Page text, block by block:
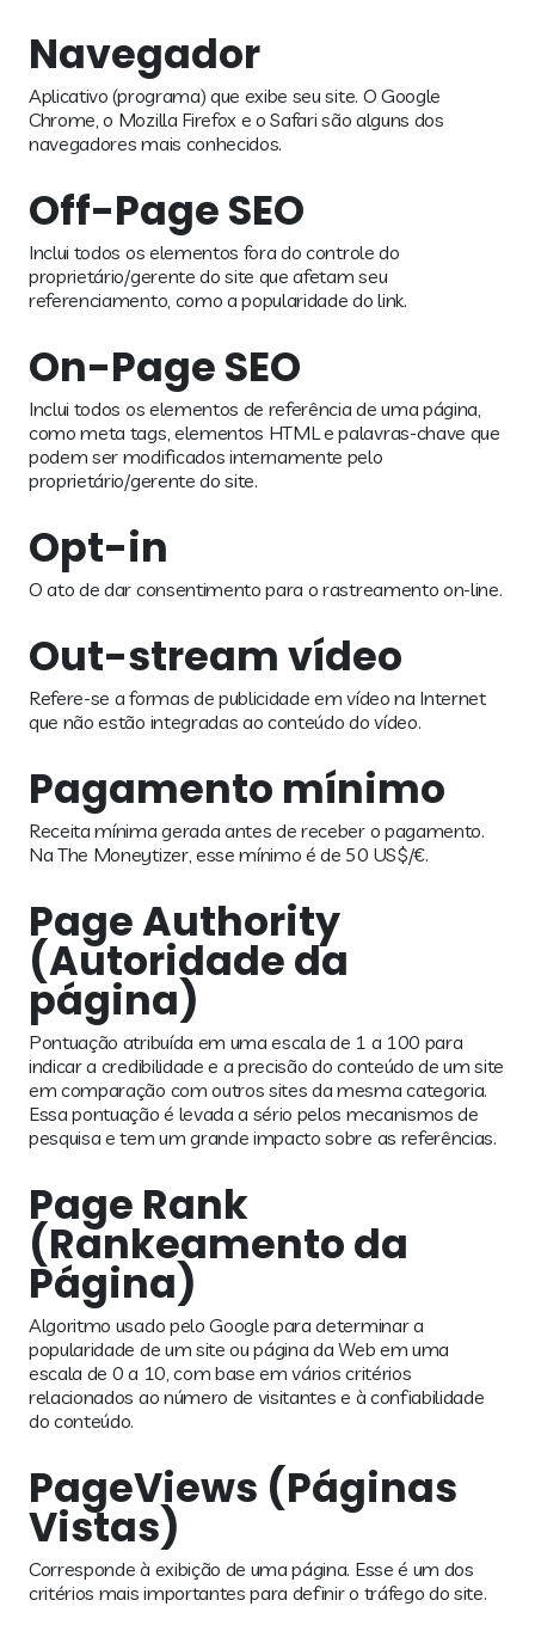
Navegador
Aplicativo (programa) que exibe seu site. O Google
Chrome, o Mozilla Firefox e o Safari são alguns dos
navegadores mais conhecidos.
Off-Page SEO
Inclui todos os elementos fora do controle do
proprietário/gerente do site que afetam seu
referenciamento, como a popularidade do link.
On-Page SEO
Inclui todos os elementos de referência de uma página,
como meta tags, elementos HTML e palavras-chave que
podem ser modificados internamente pelo
proprietário/gerente do site.
Opt-in
O ato de dar consentimento para o rastreamento on-line.
Out-stream vídeo
Refere-se a formas de publicidade em vídeo na Internet
que não estão integradas ao conteúdo do vídeo.
Pagamento mínimo
Receita mínima gerada antes de receber o pagamento.
Na The Moneytizer, esse mínimo é de 50 US$/€.
Page Authority
(Autoridade da
página)
Pontuação atribuída em uma escala de 1 a 100 para
indicar a credibilidade e a precisão do conteúdo de um site
em comparação com outros sites da mesma categoria.
Essa pontuação é levada a sério pelos mecanismos de
pesquisa e tem um grande impacto sobre as referências.
Page Rank
(Rankeamento da
Página)
Algoritmo usado pelo Google para determinar a
popularidade de um site ou página da Web em uma
escala de 0 a 10, com base em vários critérios
relacionados ao número de visitantes e à confiabilidade
do conteúdo.
PageViews (Páginas
Vistas)
Corresponde à exibição de uma página. Esse é um dos
critérios mais importantes para definir o tráfego do site.